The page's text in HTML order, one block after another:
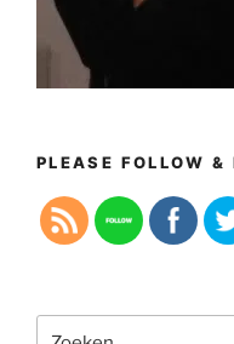
PLEASE FOLLOW